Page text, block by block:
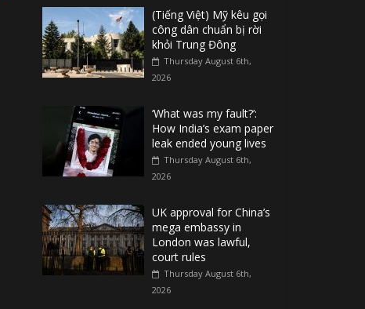
(Tiếng Việt) Mỹ kêu gọi
công dân chuẩn bị rời
khỏi Trung Đông
Thursday August 6th,
2026
‘What was my fault?’:
How India’s exam paper
leak ended young lives
Thursday August 6th,
2026
UK approval for China’s
mega embassy in
London was lawful,
court rules
Thursday August 6th,
2026